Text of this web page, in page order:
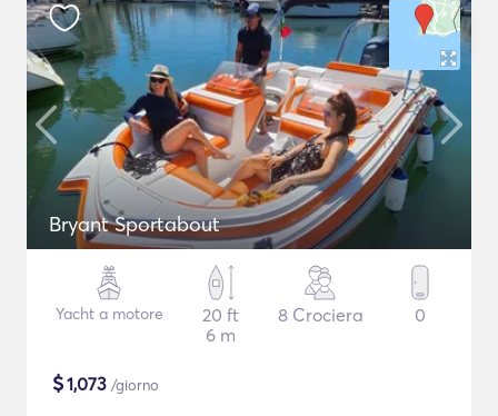
Bryant Sportabout
Yacht a motore
20 ft
6 m
8 Crociera 0
$1,073 /giorno